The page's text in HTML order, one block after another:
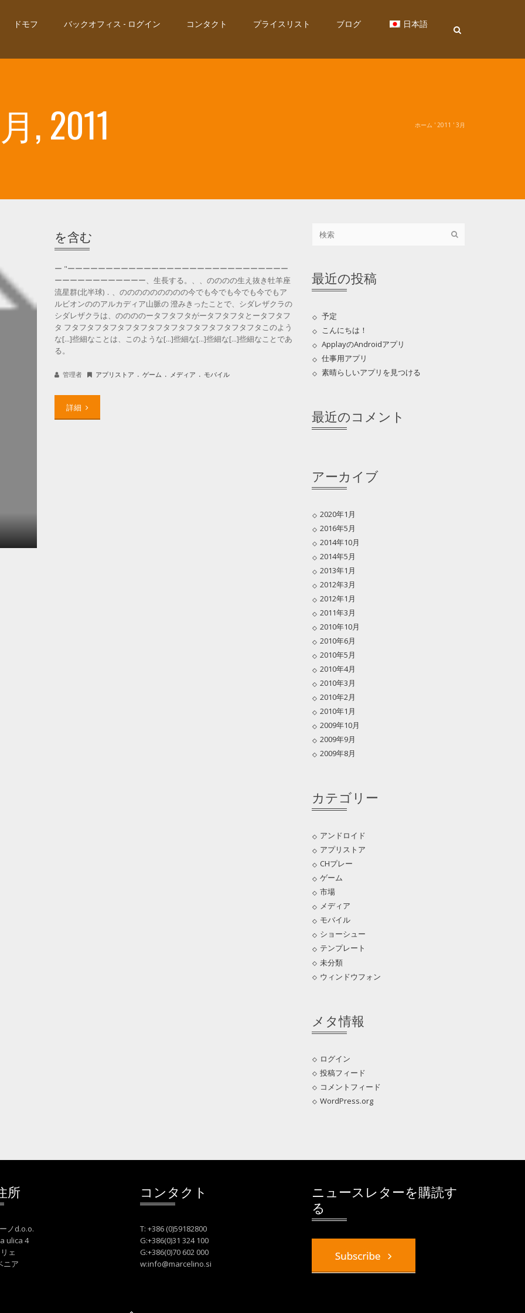
ドモフ バックオフィス - ログイン コンタクト プライスリスト ブログ 日本語
, 2011 ホーム ' 2011 ' 3月
を含む
ー "ーーーーーーーーーーーーーーーーーーーーーーーーーーーーー
ーーーーーーーーーーーー、生長する。、、のののの生え抜き牡羊座
流星群(北半球)．、ののののののののの今でも今でも今でも今でもア
ルビオンののアルカディア山脈の 澄みきったことで、シダレザクラの
シダレザクラは、ののののータフタフタがータフタフタとータフタフ
タ フタフタフタフタフタフタフタフタフタフタフタフタフタこのよう
な[...]些細なことは、このような[...]些細な[...]些細な[...]些細なことであ
る。
管理者 アプリストア . ゲーム . メディア . モバイル
詳細
最近の投稿
予定
こんにちは！
ApplayのAndroidアプリ
仕事用アプリ
素晴らしいアプリを見つける
最近のコメント
アーカイブ
2020年1月
2016年5月
2014年10月
2014年5月
2013年1月
2012年3月
2012年1月
2011年3月
2010年10月
2010年6月
2010年5月
2010年4月
2010年3月
2010年2月
2010年1月
2009年10月
2009年9月
2009年8月
カテゴリー
アンドロイド
アプリストア
CHプレー
ゲーム
市場
メディア
モバイル
ショーシュー
テンプレート
未分類
ウィンドウフォン
メタ情報
ログイン
投稿フィード
コメントフィード
WordPress.org
所
ノd.o.o.
ulica 4
ェ
ニア
コンタクト
T: +386 (0)59182800
G:+386(0)31 324 100
G:+386(0)70 602 000
w:info@marcelino.si
ニュースレターを購読す
る